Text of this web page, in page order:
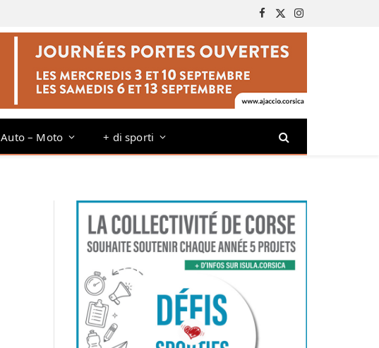
Facebook
X
(Twitter)
Instagram
Auto – Moto + di sporti